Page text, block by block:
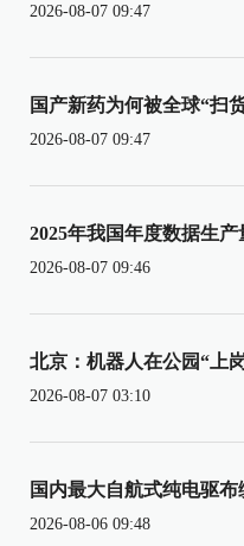
2026-08-07 09:47
国产新药为何被全球“扫
2026-08-07 09:47
2025年我国年度数据生产
2026-08-07 09:46
北京：机器人在公园“上
2026-08-07 03:10
国内最大自航式纯电驱
2026-08-06 09:48